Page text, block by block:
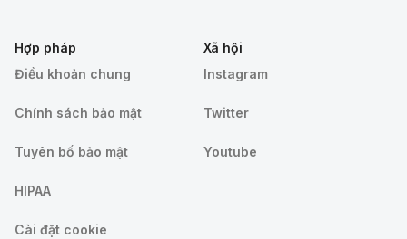
Hợp pháp
Điều khoản chung
Chính sách bảo mật
Tuyên bố bảo mật
HIPAA
Cài đặt cookie
Xã hội
Instagram
Twitter
Youtube